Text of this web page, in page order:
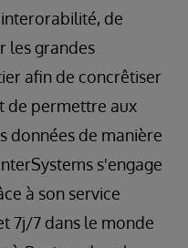
de
les grandes
afin de concrêtiser
de permettre aux
données de manière
s'engage
à son service
7j/7 dans le monde